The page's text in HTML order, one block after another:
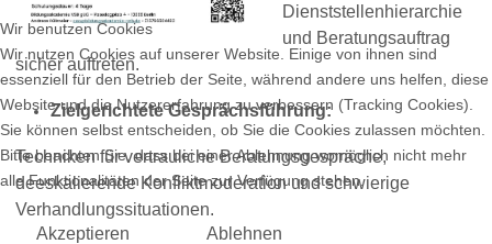
Dienststellenhierarchie
und Beratungsauftrag
sicher auftreten.
Zielgerichtete Gesprächsführung:
Techniken für vertrauliche Beratungsgespräche,
deeskalierende Konfliktmoderation und schwierige
Verhandlungssituationen.
Wir benutzen Cookies
Wir nutzen Cookies auf unserer Website. Einige von ihnen sind
essenziell für den Betrieb der Seite, während andere uns helfen, diese
Website und die Nutzererfahrung zu verbessern (Tracking Cookies).
Sie können selbst entscheiden, ob Sie die Cookies zulassen möchten.
Bitte beachten Sie, dass bei einer Ablehnung womöglich nicht mehr
alle Funktionalitäten der Seite zur Verfügung stehen.
Akzeptieren Ablehnen